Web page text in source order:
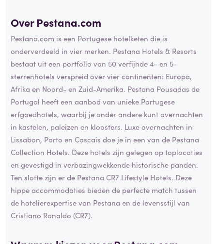
Over Pestana.com
Pestana.com is een Portugese hotelketen die is
onderverdeeld in vier merken. Pestana Hotels & Resorts
bestaat uit een portfolio van 50 verfijnde 4- en 5-
sterrenhotels verspreid over vier continenten: Europa,
Afrika en Noord- en Zuid-Amerika. Pestana Pousadas de
Portugal heeft een aanbod van unieke Portugese
erfgoedhotels, waarbij je onder andere kunt overnachten
in kastelen, paleizen en kloosters. Luxe overnachten in
Lissabon, Porto en Cascais doe je in een van de Pestana
Collection Hotels. Deze hotels zijn gelegen op toplocaties
en gevestigd in verbazingwekkende historische panden.
Ten slotte zijn er de Pestana CR7 Lifestyle Hotels. Deze
hippe accommodaties bieden de perfecte match tussen
de hotelierexpertise van Pestana en de levensstijl van
Cristiano Ronaldo (CR7).